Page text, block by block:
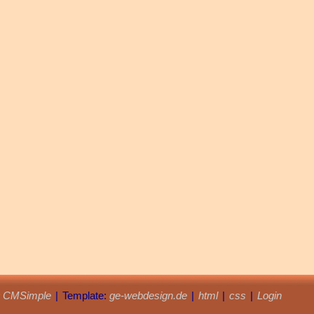
CMSimple | Template: ge-webdesign.de | html | css | Login